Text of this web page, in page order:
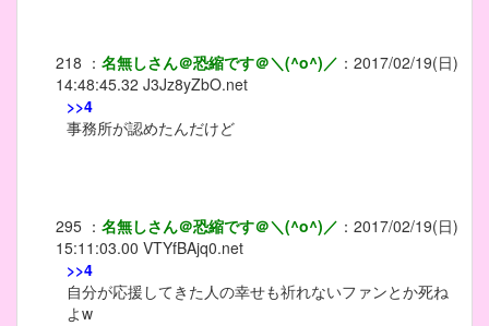
218 ： 名無しさん＠恐縮です＠＼(^o^)／ ： 2017/02/19(日)
14:48:45.32 J3Jz8yZbO.net
>>4
事務所が認めたんだけど
295 ： 名無しさん＠恐縮です＠＼(^o^)／ ： 2017/02/19(日)
15:11:03.00 VTYfBAjq0.net
>>4
自分が応援してきた人の幸せも祈れないファンとか死ね
よw